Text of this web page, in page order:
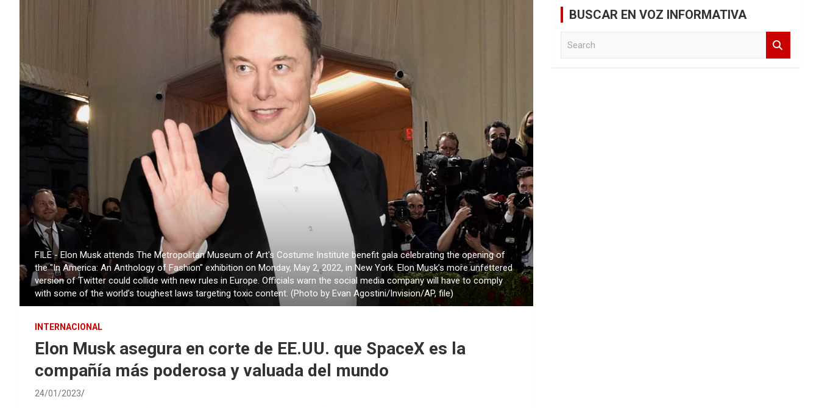
FILE - Elon Musk attends The Metropolitan Museum of Art's Costume Institute benefit gala celebrating the opening of
the "In America: An Anthology of Fashion" exhibition on Monday, May 2, 2022, in New York. Elon Musk’s more unfettered
version of Twitter could collide with new rules in Europe. Officials warn the social media company will have to comply
with some of the world’s toughest laws targeting toxic content. (Photo by Evan Agostini/Invision/AP, file)
INTERNACIONAL
Elon Musk asegura en corte de EE.UU. que SpaceX es la
compañía más poderosa y valuada del mundo
24/01/2023
BUSCAR EN VOZ INFORMATIVA